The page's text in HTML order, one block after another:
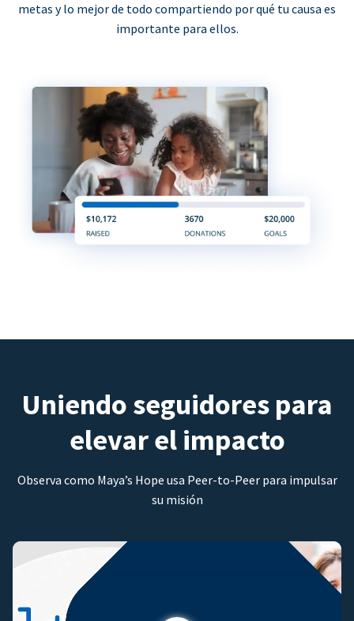
metas y lo mejor de todo compartiendo por qué tu causa es
importante para ellos.
Uniendo seguidores para
elevar el impacto
Observa como Maya’s Hope usa Peer-to-Peer para impulsar
su misión